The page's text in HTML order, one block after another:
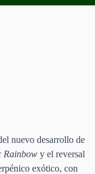
nuevo desarrollo de
Rainbow y el reversal
exótico, con